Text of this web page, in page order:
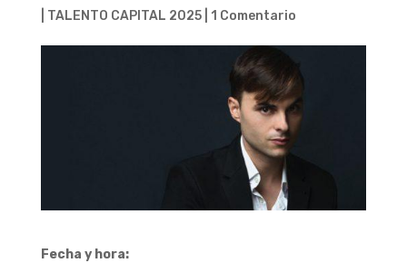
TALENTO CAPITAL 2025| 1 Comentario
Fecha y hora: